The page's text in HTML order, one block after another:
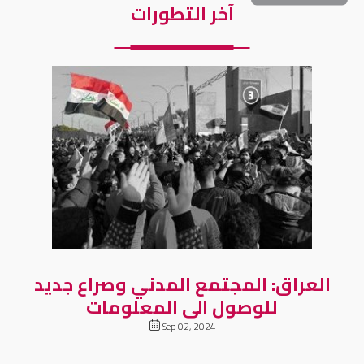
آخر التطورات
العراق: المجتمع المدني وصراع جديد
للوصول الى المعلومات
Sep 02, 2024